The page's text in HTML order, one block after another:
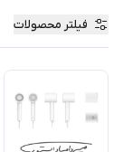
فیلتر محصولات